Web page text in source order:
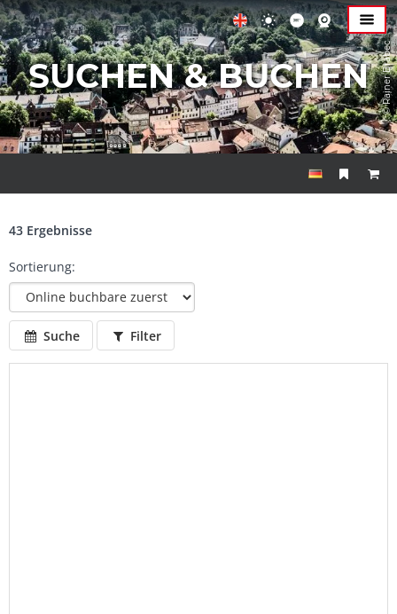
© Rainer Brabec
SUCHEN & BUCHEN
43 Ergebnisse
Sortierung:
Suche Filter